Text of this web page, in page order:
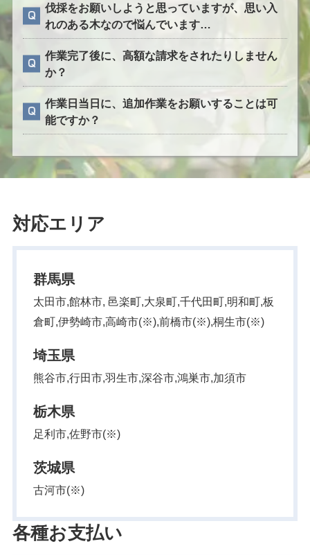
伐採をお願いしようと思っていますが、思い入
れのある木なので悩んでいます…
作業完了後に、高額な請求をされたりしません
か？
作業日当日に、追加作業をお願いすることは可
能ですか？
対応エリア
群馬県
太田市,館林市, 邑楽町,大泉町,千代田町,明和町,板
倉町,伊勢崎市,高崎市(※),前橋市(※),桐生市(※)
埼玉県
熊谷市,行田市,羽生市,深谷市,鴻巣市,加須市
栃木県
足利市,佐野市(※)
茨城県
古河市(※)
各種お支払い